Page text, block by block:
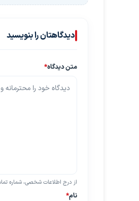
دیدگاهتان را بنویسید
متن دیدگاه*
از درج اطلاعات شخصی، شماره
نام*